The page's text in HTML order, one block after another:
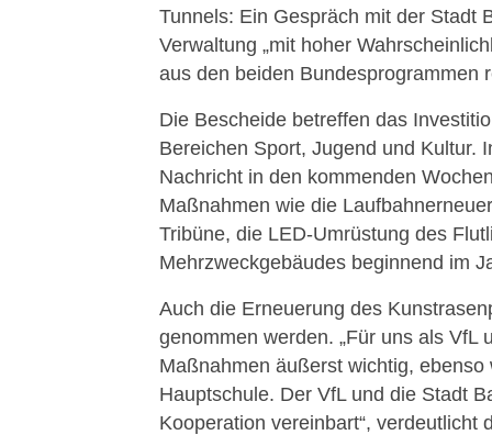
Tunnels: Ein Gespräch mit der Stadt
Verwaltung „mit hoher
aus den beiden Bundesprogrammen
Die Bescheide betreffen das
Bereichen Sport, Jugend und Kultur.
Nachricht in den kommenden
Maßnahmen wie die
Tribüne, die LED-Umrüstung des
Mehrzweckgebäudes beginnend im
Auch die Erneuerung des
genommen werden. „Für uns als
Maßnahmen äußerst wichtig,
Hauptschule. Der VfL und die Stadt
Kooperation vereinbart“, verdeutlicht